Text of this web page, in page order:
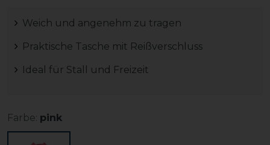
Weich und angenehm zu tragen
Praktische Tasche mit Reißverschluss
Ideal für Stall und Freizeit
Farbe: pink